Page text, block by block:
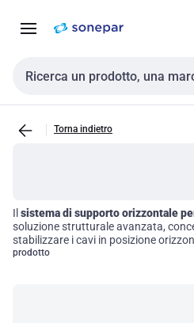
navigazione alla
Cerca input
Torna indietro
Il sistema di supporto orizzontale
soluzione strutturale avanzata,
stabilizzare i cavi in posizione
ampia applicazione in ambiti come le
prodotto